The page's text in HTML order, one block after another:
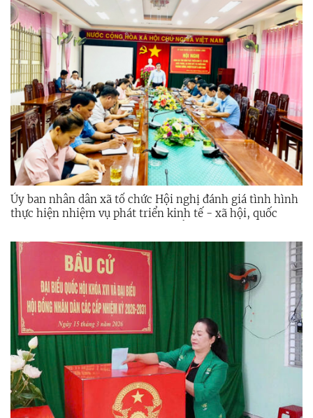
Ủy ban nhân dân xã tổ chức Hội nghị đánh giá tình hình
thực hiện nhiệm vụ phát triển kinh tế - xã hội, quốc
pháp trọng tâm trong quý II năm 2026.